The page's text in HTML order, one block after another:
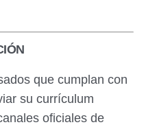
que cumplan con
su currículum
oficiales de